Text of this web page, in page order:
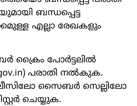
ബന്ധപ്പെട്ട
എല്ലാ രേഖകളും
പോര്‍ട്ടലില്‍
പരാതി നല്‍കുക.
സൈബര്‍ സെല്ലിലോ
ചെയ്യുക.